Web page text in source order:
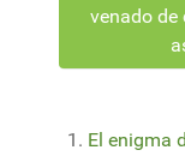
venado de
El enigma